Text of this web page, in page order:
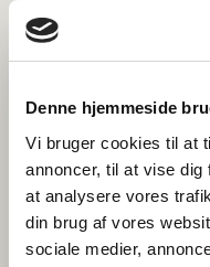
Denne hjemmeside
Vi bruger cookies til at
annoncer, til at vise
at analysere vores
din brug af vores
sociale medier,
Det er vores ansvar at
ordentligt. Derfor stiller vi
vores partnere skal
Vi indgår derfor aftaler
sikkerheden af dine
VIDEREGIVELSE
Vi videregiver ikke dine